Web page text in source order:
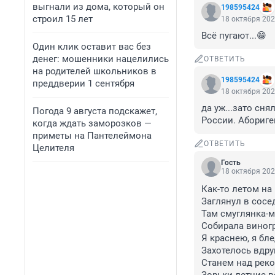
выгнали из дома, который он
строил 15 лет
Один клик оставит вас без
денег: мошенники нацелились
на родителей школьников в
преддверии 1 сентября
Погода 9 августа подскажет,
когда ждать заморозков —
приметы на Пантелеймона
Целителя
198595424
18 октября
Всё пугают...😁
ОТВЕТИТЬ
198595424
18 октября
да уж...зато
России.
ОТВЕТИТЬ
Гость
18 октября
Как-то летом на
Заглянул в
Там смуглянка-
Собирала
Я краснею, я
Захотелось
Станем над